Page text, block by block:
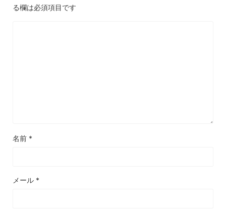
る欄は必須項目です
名前 *
メール *